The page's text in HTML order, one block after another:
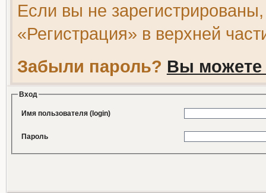
Если вы не
«Регистрация» в верхней
Забыли пароль? Вы можете
Вход
Имя пользователя (login)
Пароль